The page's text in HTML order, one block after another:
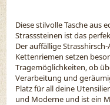
Diese stilvolle Tasche aus
Strasssteinen ist das
Der auffällige
Kettenriemen setzen
Tragemöglichkeiten, ob
Verarbeitung und
Platz für all deine
und Moderne und ist ein